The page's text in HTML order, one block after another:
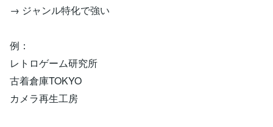
→ ジャンル特化で強い
例：
レトロゲーム研究所
古着倉庫TOKYO
カメラ再生工房